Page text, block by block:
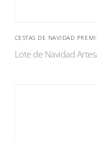
CESTAS DE NAVIDAD
Lote de Navidad